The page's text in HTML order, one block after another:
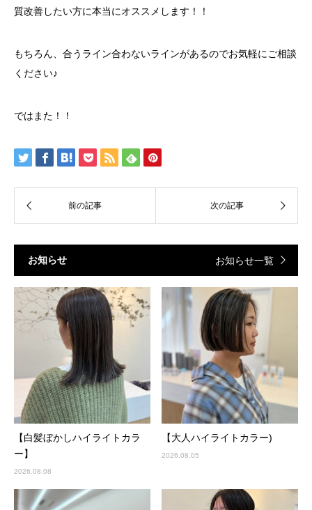
質改善したい方に本当にオススメします！！
もちろん、合うライン合わないラインがあるのでお気軽にご相談
ください♪
ではまた！！
お知らせ お知らせ一覧
【白髪ぼかしハイライトカラ
ー】
2026.08.08
【大人ハイライトカラー)
2026.08.05